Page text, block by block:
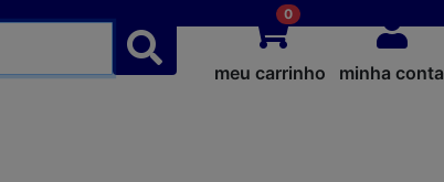
0
meu carrinho minha conta